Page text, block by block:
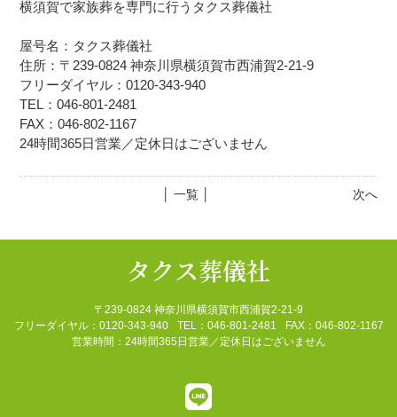
横須賀で家族葬を専門に行うタクス葬儀社
屋号名：タクス葬儀社
住所：〒239-0824 神奈川県横須賀市西浦賀2-21-9
フリーダイヤル：0120-343-940
TEL：046-801-2481
FAX：046-802-1167
24時間365日営業／定休日はございません
次へ
│ 一覧 │
タクス葬儀社
〒239-0824 神奈川県横須賀市西浦賀2-21-9
フリーダイヤル：0120-343-940
TEL：046-801-2481
FAX：046-802-1167
営業時間：24時間365日営業／定休日はございません